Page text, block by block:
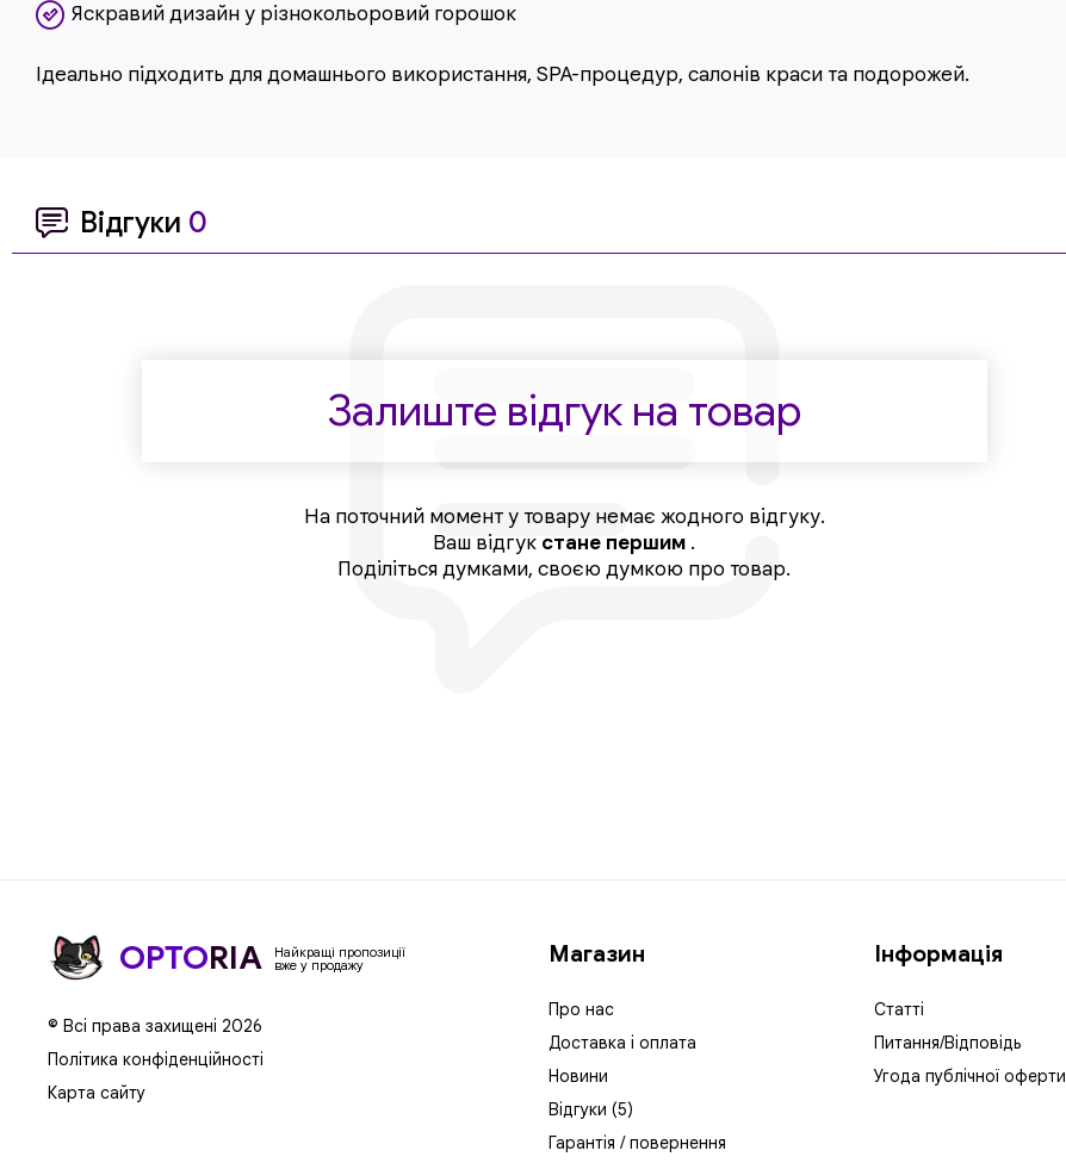
Яскравий дизайн у різнокольоровий горошок
Ідеально підходить для домашнього використання, SPA-процедур, салонів краси та подорожей.
Відгуки 0
Залиште відгук на товар
На поточний момент у товару немає жодного відгуку.
Ваш відгук стане першим .
Поділіться думками, своєю думкою про товар.
OPTORIA Найкращі пропозиції
вже у продажу
© Всі права захищені 2026
Політика конфіденційності
Карта сайту
Магазин
Про нас
Доставка і оплата
Новини
Відгуки (5)
Гарантія / повернення
Інформація
Статті
Питання/Відповідь
Угода публічної оферти